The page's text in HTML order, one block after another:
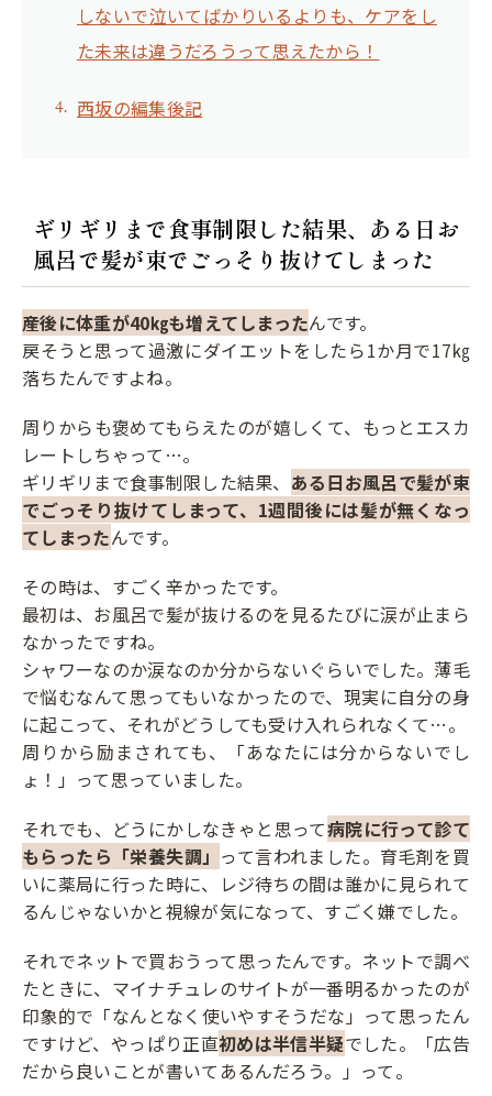
しないで泣いてばかりいるよりも、ケアをし
た未来は違うだろうって思えたから！
西坂の編集後記
ギリギリまで食事制限した結果、ある日お
風呂で髪が束でごっそり抜けてしまった
産後に体重が40㎏も増えてしまったんです。
戻そうと思って過激にダイエットをしたら1か月で17㎏
落ちたんですよね。
周りからも褒めてもらえたのが嬉しくて、もっとエスカ
レートしちゃって…。
ギリギリまで食事制限した結果、 ある日お風呂で髪が束
でごっそり抜けてしまって、1週間後には髪が無くなっ
てしまったんです。
その時は、すごく辛かったです。
最初は、お風呂で髪が抜けるのを見るたびに涙が止まら
なかったですね。
シャワーなのか涙なのか分からないぐらいでした。薄毛
で悩むなんて思ってもいなかったので、現実に自分の身
に起こって、それがどうしても受け入れられなくて…。
周りから励まされても、「あなたには分からないでし
ょ！」って思っていました。
それでも、どうにかしなきゃと思って病院に行って診て
もらったら「栄養失調」 って言われました。育毛剤を買
いに薬局に行った時に、レジ待ちの間は誰かに見られて
るんじゃないかと視線が気になって、すごく嫌でした。
それでネットで買おうって思ったんです。ネットで調べ
たときに、マイナチュレのサイトが一番明るかったのが
印象的で「なんとなく使いやすそうだな」って思ったん
ですけど、やっぱり正直初めは半信半疑でした。「広告
だから良いことが書いてあるんだろう。」って。